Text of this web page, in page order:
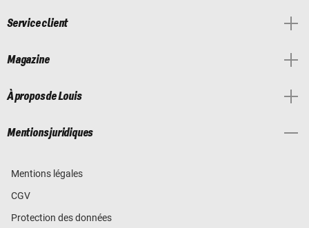
Service client
Magazine
À propos de Louis
Mentions juridiques
Mentions légales
CGV
Protection des données